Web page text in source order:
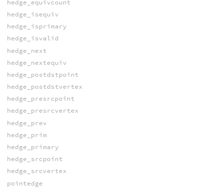
hedge_equivcount
hedge_isequiv
hedge_isprimary
hedge_isvalid
hedge_next
hedge_nextequiv
hedge_postdstpoint
hedge_postdstvertex
hedge_presrcpoint
hedge_presrcvertex
hedge_prev
hedge_prim
hedge_primary
hedge_srcpoint
hedge_srcvertex
pointedge